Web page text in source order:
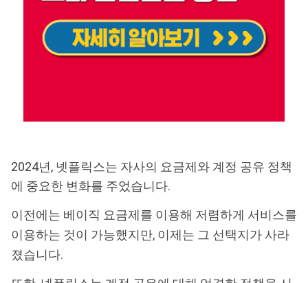
2024년, 넷플릭스는 자사의 요금제와 계정 공유 정책
에 중요한 변화를 주었습니다.
이전에는 베이직 요금제를 이용해 저렴하게 서비스를
이용하는 것이 가능했지만, 이제는 그 선택지가 사라
졌습니다.